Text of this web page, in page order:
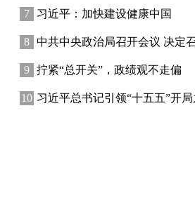
习近平：加快建设健康中国
中共中央政治局召开会议 决定召开二十届五中全会 分析研究当前经济形势和
拧紧“总开关”，政绩观不走偏
习近平总书记引领“十五五”开局之